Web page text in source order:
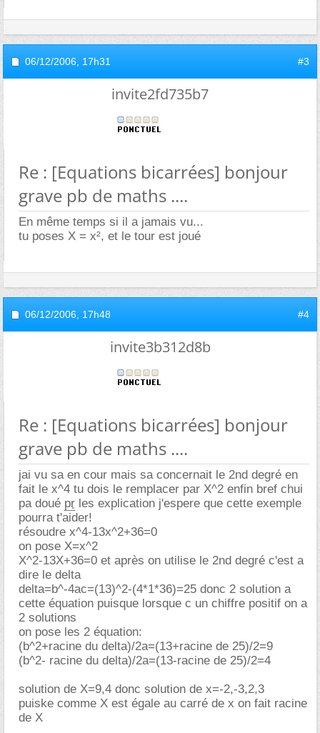
06/12/2006, 17h31 #3
invite2fd735b7
Re : [Equations bicarrées] bonjour
grave pb de maths ....
En même temps si il a jamais vu...
tu poses X = x², et le tour est joué
06/12/2006, 17h48 #4
invite3b312d8b
Re : [Equations bicarrées] bonjour
grave pb de maths ....
jai vu sa en cour mais sa concernait le 2nd degré en
fait le x^4 tu dois le remplacer par X^2 enfin bref chui
pa doué pr les explication j'espere que cette exemple
pourra t'aider!
résoudre x^4-13x^2+36=0
on pose X=x^2
X^2-13X+36=0 et après on utilise le 2nd degré c'est a
dire le delta
delta=b^-4ac=(13)^2-(4*1*36)=25 donc 2 solution a
cette équation puisque lorsque c un chiffre positif on a
2 solutions
on pose les 2 équation:
(b^2+racine du delta)/2a=(13+racine de 25)/2=9
(b^2- racine du delta)/2a=(13-racine de 25)/2=4
solution de X=9,4 donc solution de x=-2,-3,2,3
puiske comme X est égale au carré de x on fait racine
de X